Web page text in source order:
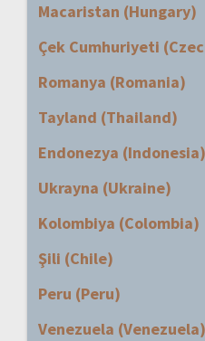
Macaristan (Hungary)
Çek Cumhuriyeti
Romanya (Romania)
Tayland (Thailand)
Endonezya (Indonesia)
Ukrayna (Ukraine)
Kolombiya (Colombia)
Şili (Chile)
Peru (Peru)
Venezuela (Venezuela)